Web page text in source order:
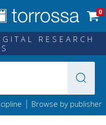
0
RESEARCH
| Browse by publisher